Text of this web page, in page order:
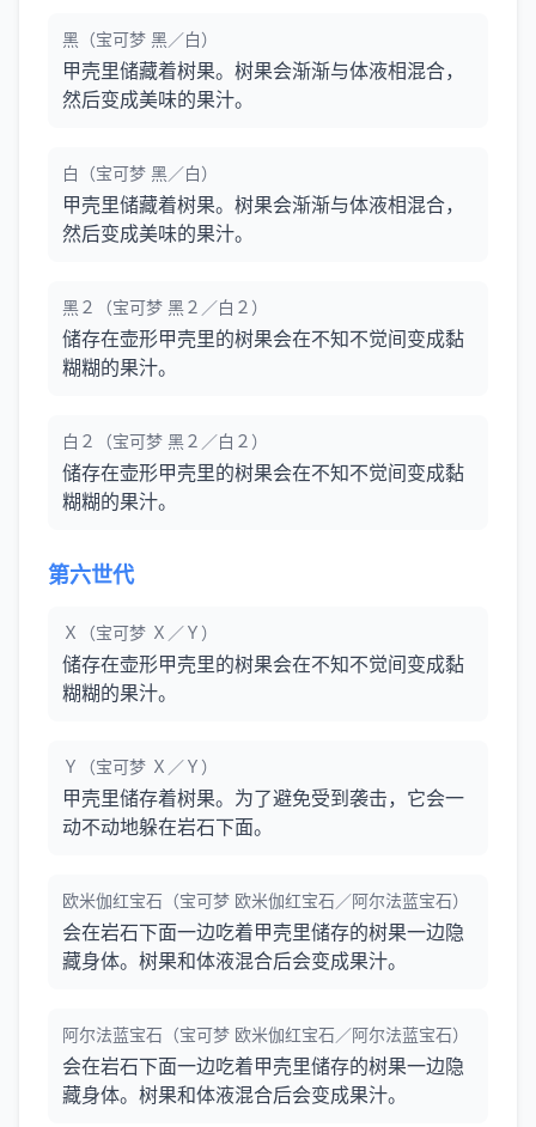
黑（宝可梦 黑／白）
甲壳里储藏着树果。树果会渐渐与体液相混合，
然后变成美味的果汁。
白（宝可梦 黑／白）
甲壳里储藏着树果。树果会渐渐与体液相混合，
然后变成美味的果汁。
黑２（宝可梦 黑２／白２）
储存在壶形甲壳里的树果会在不知不觉间变成黏
糊糊的果汁。
白２（宝可梦 黑２／白２）
储存在壶形甲壳里的树果会在不知不觉间变成黏
糊糊的果汁。
第六世代
Ｘ（宝可梦 Ｘ／Ｙ）
储存在壶形甲壳里的树果会在不知不觉间变成黏
糊糊的果汁。
Ｙ（宝可梦 Ｘ／Ｙ）
甲壳里储存着树果。为了避免受到袭击，它会一
动不动地躲在岩石下面。
欧米伽红宝石（宝可梦 欧米伽红宝石／阿尔法蓝宝石）
会在岩石下面一边吃着甲壳里储存的树果一边隐
藏身体。树果和体液混合后会变成果汁。
阿尔法蓝宝石（宝可梦 欧米伽红宝石／阿尔法蓝宝石）
会在岩石下面一边吃着甲壳里储存的树果一边隐
藏身体。树果和体液混合后会变成果汁。